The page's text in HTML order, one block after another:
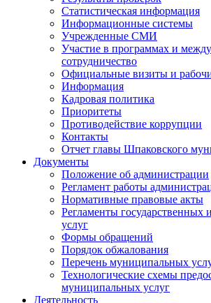
Статистическая информация
Информационные системы
Учрежденные СМИ
Участие в программах и
сотрудничество
Официальные визиты и
Информация
Кадровая политика
Приоритеты
Противодействие коррупции
Контакты
Отчет главы Шпаковского
Документы
Положение об администрации
Регламент работы
Нормативные правовые акты
Регламенты
услуг
Формы обращений
Порядок обжалования
Перечень муниципальных
Технологические схемы
муниципальных услуг
Деятельность